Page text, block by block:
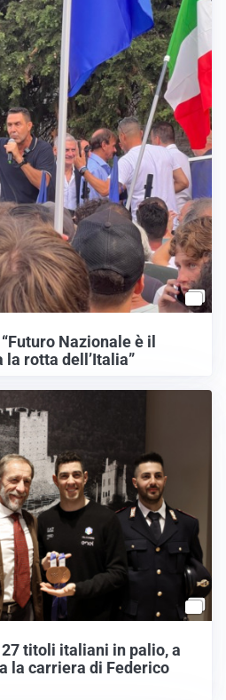
Nazionale è il
rotta dell’Italia”
titoli italiani in palio, a
la carriera di Federico